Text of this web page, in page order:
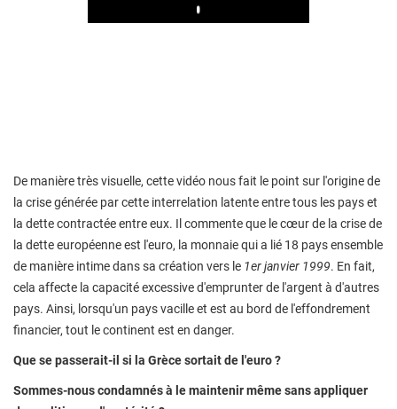
Play
De manière très visuelle, cette vidéo nous fait le point sur l'origine de
la crise générée par cette interrelation latente entre tous les pays et
la dette contractée entre eux. Il commente que le cœur de la crise de
la dette européenne est l'euro, la monnaie qui a lié 18 pays ensemble
de manière intime dans sa création vers le 1er janvier 1999. En fait,
cela affecte la capacité excessive d'emprunter de l'argent à d'autres
pays. Ainsi, lorsqu'un pays vacille et est au bord de l'effondrement
financier, tout le continent est en danger.
Que se passerait-il si la Grèce sortait de l'euro ?
Sommes-nous condamnés à le maintenir même sans appliquer